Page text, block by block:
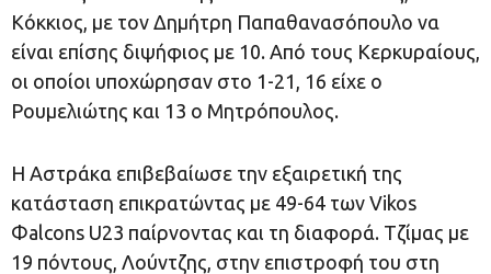
Κόκκιος, με τον Δημήτρη Παπαθανασόπουλο να
είναι επίσης διψήφιος με 10. Από τους Κερκυραίους,
οι οποίοι υποχώρησαν στο 1-21, 16 είχε ο
Ρουμελιώτης και 13 ο Μητρόπουλος.
Η Αστράκα επιβεβαίωσε την εξαιρετική της
κατάσταση επικρατώντας με 49-64 των Vikos
Φalcons U23 παίρνοντας και τη διαφορά. Τζίμας με
19 πόντους, Λούντζης, στην επιστροφή του στη